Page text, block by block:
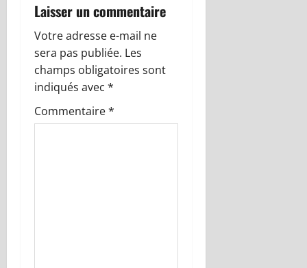
a
t
i
o
Laisser un commentaire
Votre adresse e-mail ne
sera pas publiée. Les
champs obligatoires sont
indiqués avec *
Commentaire*